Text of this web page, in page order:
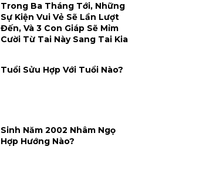
Trong Ba Tháng Tới, Những
Sự Kiện Vui Vẻ Sẽ Lần Lượt
Đến, Và 3 Con Giáp Sẽ Mỉm
Cười Từ Tai Này Sang Tai Kia
Tuổi Sửu Hợp Với Tuổi Nào?
Sinh Năm 2002 Nhâm Ngọ
Hợp Hướng Nào?